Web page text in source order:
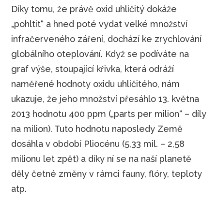
Díky tomu, že právě oxid uhličitý dokáže
„pohltit“ a hned poté vydat velké množství
infračerveného záření, dochází ke zrychlování
globálního oteplování. Když se podíváte na
graf výše, stoupající křivka, která odráží
naměřené hodnoty oxidu uhličitého, nám
ukazuje, že jeho množství přesáhlo 13. května
2013 hodnotu 400 ppm („parts per milion“ – díly
na milion). Tuto hodnotu naposledy Země
dosáhla v období Pliocénu (5,33 mil. – 2,58
milionu let zpět) a díky ní se na naší planetě
děly četné změny v rámci fauny, flóry, teploty
atp.